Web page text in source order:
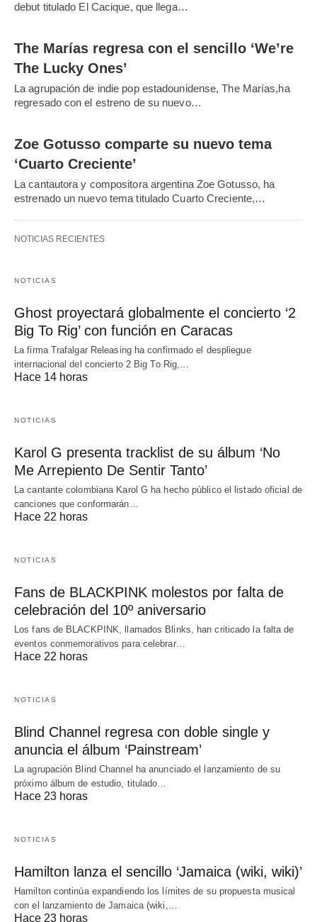
debut titulado El Cacique, que llega…
The Marías regresa con el sencillo ‘We’re
The Lucky Ones’
La agrupación de indie pop estadounidense, The Marías,ha
regresado con el estreno de su nuevo…
Zoe Gotusso comparte su nuevo tema
‘Cuarto Creciente’
La cantautora y compositora argentina Zoe Gotusso, ha
estrenado un nuevo tema titulado Cuarto Creciente,…
NOTICIAS RECIENTES
NOTICIAS
Ghost proyectará globalmente el concierto ‘2
Big To Rig’ con función en Caracas
La firma Trafalgar Releasing ha confirmado el despliegue
internacional del concierto 2 Big To Rig,…
Hace 14 horas
NOTICIAS
Karol G presenta tracklist de su álbum ‘No
Me Arrepiento De Sentir Tanto’
La cantante colombiana Karol G ha hecho público el listado oficial de
canciones que conformarán…
Hace 22 horas
NOTICIAS
Fans de BLACKPINK molestos por falta de
celebración del 10º aniversario
Los fans de BLACKPINK, llamados Blinks, han criticado la falta de
eventos conmemorativos para celebrar…
Hace 22 horas
NOTICIAS
Blind Channel regresa con doble single y
anuncia el álbum ‘Painstream’
La agrupación Blind Channel ha anunciado el lanzamiento de su
próximo álbum de estudio, titulado…
Hace 23 horas
NOTICIAS
Hamilton lanza el sencillo ‘Jamaica (wiki, wiki)’
Hamilton continúa expandiendo los límites de su propuesta musical
con el lanzamiento de Jamaica (wiki,…
Hace 23 horas